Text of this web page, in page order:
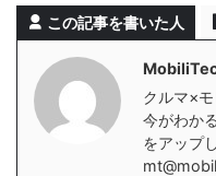
この記事を書いた人
クルマ×
今がわか
をアップ